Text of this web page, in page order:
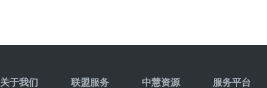
关于我们 联盟服务 中慧资源 服务平台